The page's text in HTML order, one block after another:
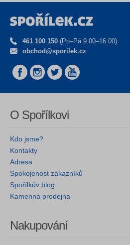
461 100 150 (Po–Pá 9.00–16.00)
obchod@sporilek.cz
O Spořílkovi
Kdo jsme?
Kontakty
Adresa
Spokojenost zákazníků
Spořílkův blog
Kamenná prodejna
Nakupování